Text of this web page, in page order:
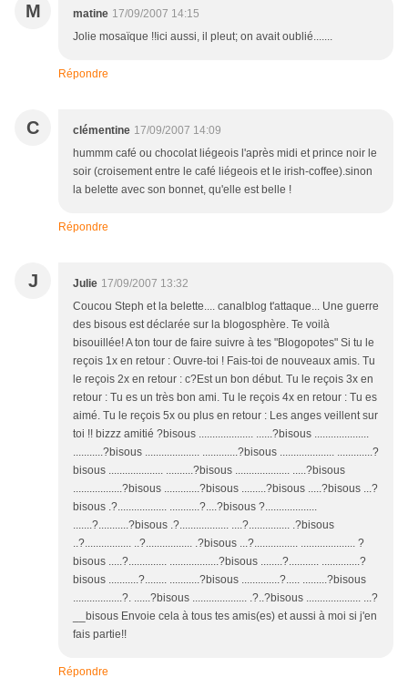
M matine 17/09/2007 14:15
Jolie mosaïque !!ici aussi, il pleut; on avait oublié.......
Répondre
C clémentine 17/09/2007 14:09
hummm café ou chocolat liégeois l'après midi et prince noir le
soir (croisement entre le café liégeois et le irish-coffee).sinon
la belette avec son bonnet, qu'elle est belle !
Répondre
J Julie 17/09/2007 13:32
Coucou Steph et la belette.... canalblog t'attaque... Une guerre
des bisous est déclarée sur la blogosphère. Te voilà
bisouillée! A ton tour de faire suivre à tes "Blogopotes" Si tu le
reçois 1x en retour : Ouvre-toi ! Fais-toi de nouveaux amis. Tu
le reçois 2x en retour : c?Est un bon début. Tu le reçois 3x en
retour : Tu es un très bon ami. Tu le reçois 4x en retour : Tu es
aimé. Tu le reçois 5x ou plus en retour : Les anges veillent sur
toi !! bizzz amitié ?bisous .................... ......?bisous ....................
...........?bisous .................... .............?bisous .................... .............?
bisous .................... ..........?bisous .................... .....?bisous
..................?bisous .............?bisous .........?bisous .....?bisous ...?
bisous .?.................. ...........?....?bisous ?...................
.......?...........?bisous .?.................. ....?............... .?bisous
..?................. ..?................. .?bisous ...?................ .................... ?
bisous .....?.............. ..................?bisous ........?........... ..............?
bisous ...........?........ ...........?bisous ..............?..... .........?bisous
..................?. ......?bisous .................... .?..?bisous .................... ...?
__bisous Envoie cela à tous tes amis(es) et aussi à moi si j'en
fais partie!!
Répondre